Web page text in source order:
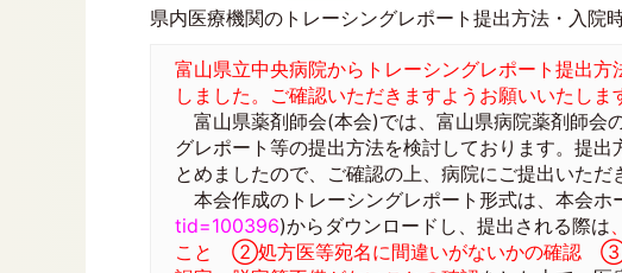
県内医療機関のトレーシングレポート提出方法・入院
富山県立中央病院からトレーシングレポート提出
しました。ご確認いただきますようお願いいたしま
富山県薬剤師会(本会)では、富山県病院薬剤師会
グレポート等の提出方法を検討しております。提
とめましたので、ご確認の上、病院にご提出いただ
本会作成のトレーシングレポート形式は、本会ホ
tid=100396)からダウンロードし、提出される際は
こと ②処方医等宛名に間違いがないかの確認